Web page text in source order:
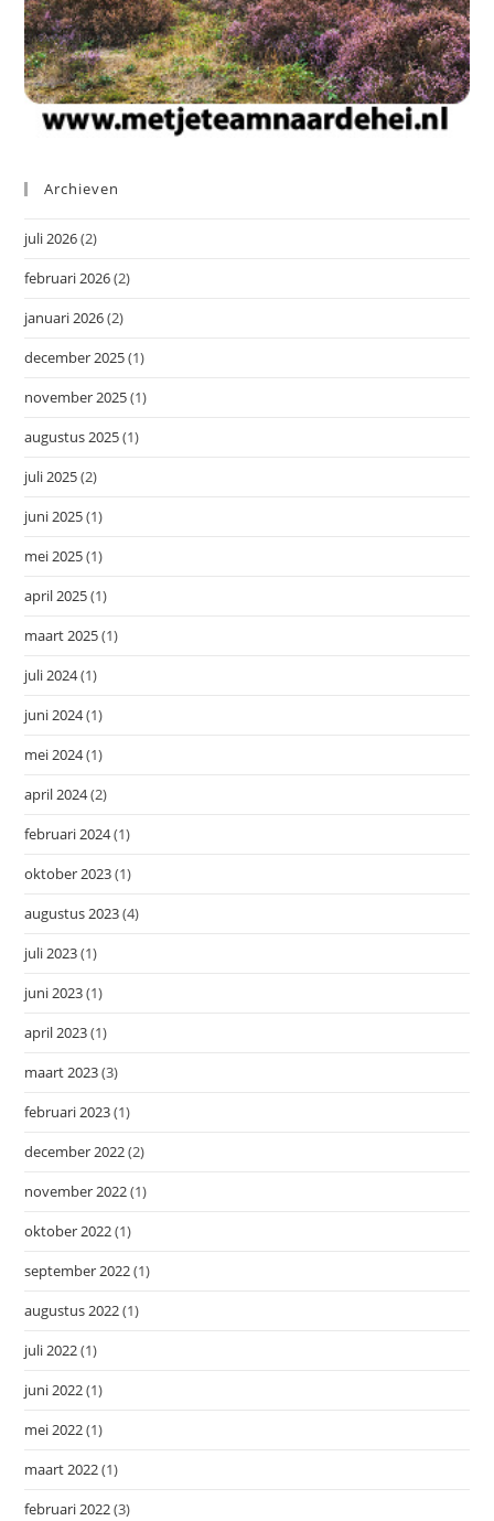
Archieven
juli 2026(2)
februari 2026(2)
januari 2026(2)
december 2025(1)
november 2025(1)
augustus 2025(1)
juli 2025(2)
juni 2025(1)
mei 2025(1)
april 2025(1)
maart 2025(1)
juli 2024(1)
juni 2024(1)
mei 2024(1)
april 2024(2)
februari 2024(1)
oktober 2023(1)
augustus 2023(4)
juli 2023(1)
juni 2023(1)
april 2023(1)
maart 2023(3)
februari 2023(1)
december 2022(2)
november 2022(1)
oktober 2022(1)
september 2022(1)
augustus 2022(1)
juli 2022(1)
juni 2022(1)
mei 2022(1)
maart 2022(1)
februari 2022(3)